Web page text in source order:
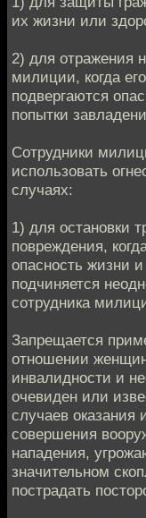
их жизни или
2) для отражения
милиции, когда
подвергаются
попытки
Сотрудники
использовать
случаях:
1) для остановки
повреждения,
опасность жизни
подчиняется
сотрудника
Запрещается
отношении
инвалидности и
очевиден или
случаев оказания
совершения
нападения,
значительном
пострадать